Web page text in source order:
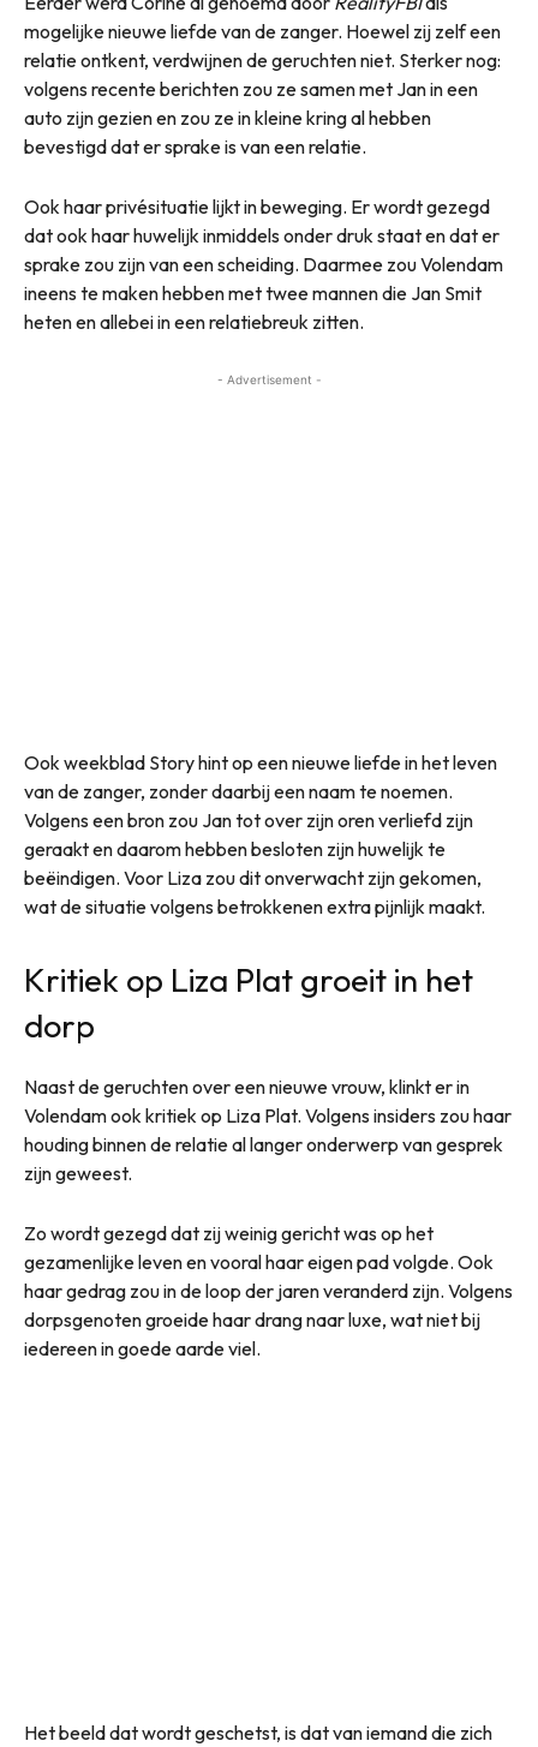
mogelijke nieuwe liefde van de zanger. Hoewel zij zelf een
relatie ontkent, verdwijnen de geruchten niet. Sterker nog:
volgens recente berichten zou ze samen met Jan in een
auto zijn gezien en zou ze in kleine kring al hebben
bevestigd dat er sprake is van een relatie.
Ook haar privésituatie lijkt in beweging. Er wordt gezegd
dat ook haar huwelijk inmiddels onder druk staat en dat er
sprake zou zijn van een scheiding. Daarmee zou Volendam
ineens te maken hebben met twee mannen die Jan Smit
heten en allebei in een relatiebreuk zitten.
- Advertisement -
Ook weekblad Story hint op een nieuwe liefde in het leven
van de zanger, zonder daarbij een naam te noemen.
Volgens een bron zou Jan tot over zijn oren verliefd zijn
geraakt en daarom hebben besloten zijn huwelijk te
beëindigen. Voor Liza zou dit onverwacht zijn gekomen,
wat de situatie volgens betrokkenen extra pijnlijk maakt.
Kritiek op Liza Plat groeit in het
dorp
Naast de geruchten over een nieuwe vrouw, klinkt er in
Volendam ook kritiek op Liza Plat. Volgens insiders zou haar
houding binnen de relatie al langer onderwerp van gesprek
zijn geweest.
Zo wordt gezegd dat zij weinig gericht was op het
gezamenlijke leven en vooral haar eigen pad volgde. Ook
haar gedrag zou in de loop der jaren veranderd zijn. Volgens
dorpsgenoten groeide haar drang naar luxe, wat niet bij
iedereen in goede aarde viel.
Het beeld dat wordt geschetst, is dat van iemand die zich